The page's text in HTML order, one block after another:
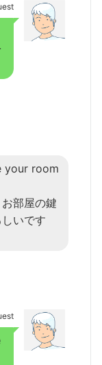
your room
お部屋の鍵
いです